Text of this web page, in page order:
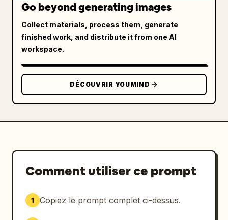
contemporain, contraste d'échelle dramatique,
rayures, grain de film, éclairage en basse
lumière, monochrome sourd avec seulement de
légers reflets ambrés provenant du
projecteur.
Contraintes : Utiliser uniquement les 3
sujets/objets du premier plan listés, garder
pas de couleurs vives, pas de logos, pas de
Go beyond generating images
Collect materials, process them, generate
finished work, and distribute it from one AI
workspace.
DÉCOUVRIR YOUMIND
Comment utiliser ce prompt
1 Copiez le prompt complet ci-dessus.